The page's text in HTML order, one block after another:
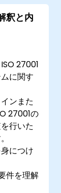
釈と内
27001
に関す
ンまた
27001の
行いた
につけ
件を理解